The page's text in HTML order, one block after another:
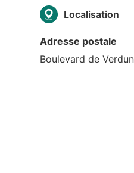
Localisation
Adresse postale
Boulevard de